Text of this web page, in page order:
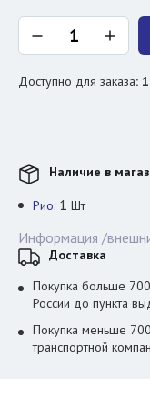
Доступно для заказа: 1
Наличие в
Рио: 1 Шт
Информация /
Доставка
Покупка больше
России до пункта
Покупка меньше
транспортной